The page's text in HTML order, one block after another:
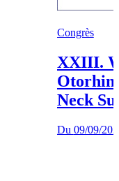
Congrès
XXIII.
Neck
Du 09/09/